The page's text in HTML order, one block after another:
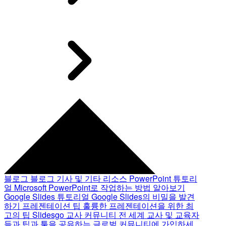
블로그 블로그 기사 및 기타 리소스 PowerPoint 튜토리
얼 Microsoft PowerPoint로 작업하는 방법 알아보기
Google Slides 튜토리얼 Google Slides의 비밀을 발견
하기 프레젠테이션 팁 훌륭한 프레젠테이션을 위한 최
고의 팁 Slidesgo 교사 커뮤니티 전 세계 교사 및 교육자